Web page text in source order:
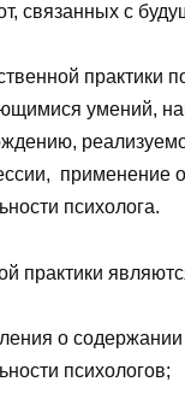
связанных с
практики
умений,
применение
психолога.
практики
о содержании
психологов;